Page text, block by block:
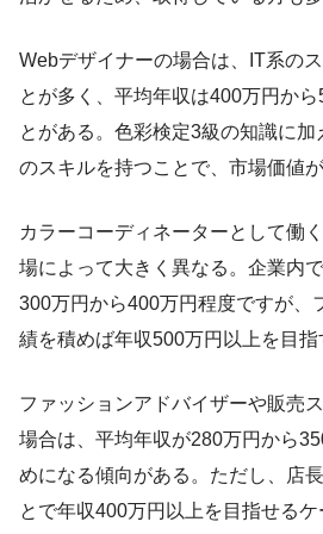
Webデザイナーの場合は、IT系の
とが多く、平均年収は400万円か
とがある。色彩検定3級の知識に
のスキルを持つことで、市場価値
カラーコーディネーターとして働
場によって大きく異なる。企業内
300万円から400万円程度ですが、
績を積めば年収500万円以上を目指
ファッションアドバイザーや販売
場合は、平均年収が280万円から
めになる傾向がある。ただし、店
とで年収400万円以上を目指せるケ